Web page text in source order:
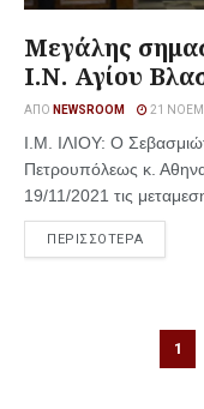
Μεγάλης
Ι.Ν. Αγίου
ΑΠΌ NEWSROOM 21
Ι.Μ. ΙΛΙΟΥ: Ο
Πετρουπόλεως κ.
19/11/2021 τις
ΠΕΡΙΣΣΟΤΕΡΑ
1